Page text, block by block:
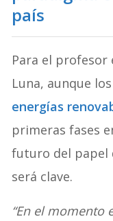
país
Para el profesor
Luna, aunque
energías
primeras fases
futuro del papel
será clave.
“En el momento